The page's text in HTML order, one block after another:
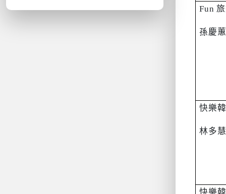
Fun
孫慶蕙
快樂
林多慧